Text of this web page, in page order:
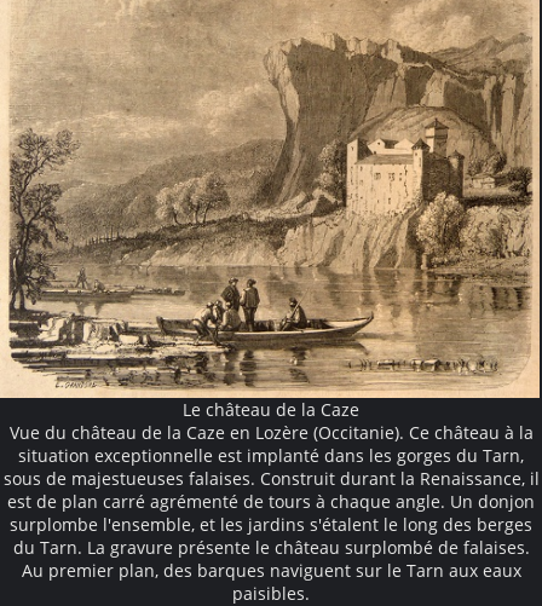
Le château de la Caze
Vue du château de la Caze en Lozère (Occitanie). Ce château à la
situation exceptionnelle est implanté dans les gorges du Tarn,
sous de majestueuses falaises. Construit durant la Renaissance, il
est de plan carré agrémenté de tours à chaque angle. Un donjon
surplombe l'ensemble, et les jardins s'étalent le long des berges
du Tarn. La gravure présente le château surplombé de falaises.
Au premier plan, des barques naviguent sur le Tarn aux eaux
paisibles.